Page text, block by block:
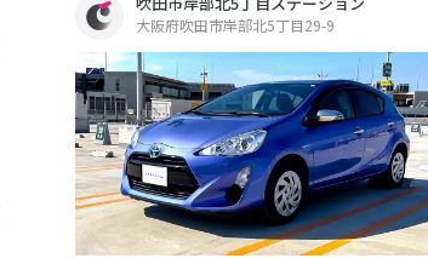
大阪府吹田市岸部北5丁目29-9